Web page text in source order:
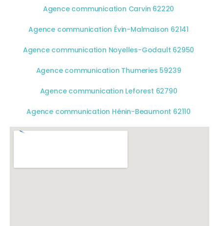
Agence communication Carvin 62220
Agence communication Évin-Malmaison 62141
Agence communication Noyelles-Godault 62950
Agence communication Thumeries 59239
Agence communication Leforest 62790
Agence communication Hénin-Beaumont 62110